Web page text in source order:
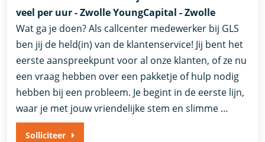
veel per uur - Zwolle YoungCapital - Zwolle
Wat ga je doen? Als callcenter medewerker bij GLS
ben jij de held(in) van de klantenservice! Jij bent het
eerste aanspreekpunt voor al onze klanten, of ze nu
een vraag hebben over een pakketje of hulp nodig
hebben bij een probleem. Je begint in de eerste lijn,
waar je met jouw vriendelijke stem en slimme …
Solliciteer